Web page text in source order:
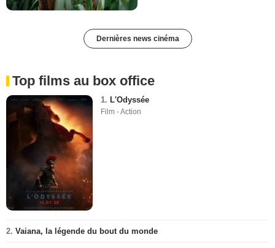
Dernières news cinéma
Top films au box office
1. L'Odyssée
Film - Action
2. Vaiana, la légende du bout du monde